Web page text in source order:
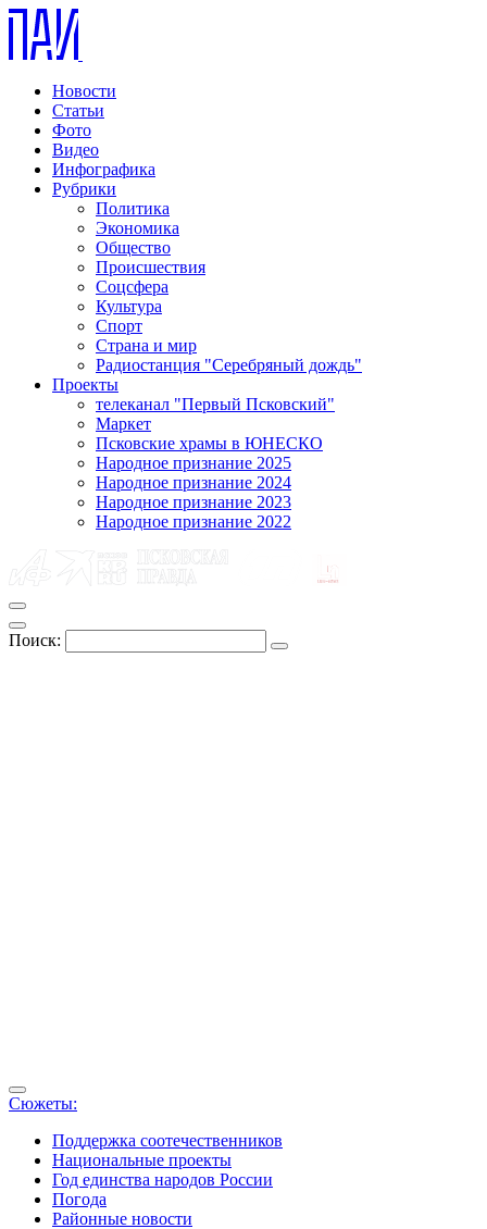
Новости
Статьи
Фото
Видео
Инфографика
Рубрики
Политика
Экономика
Общество
Происшествия
Соцсфера
Культура
Спорт
Страна и мир
Радиостанция "Серебряный дождь"
Проекты
телеканал "Первый Псковский"
Маркет
Псковские храмы в ЮНЕСКО
Народное признание 2025
Народное признание 2024
Народное признание 2023
Народное признание 2022
Поиск:
Сюжеты:
Поддержка соотечественников
Национальные проекты
Год единства народов России
Погода
Районные новости